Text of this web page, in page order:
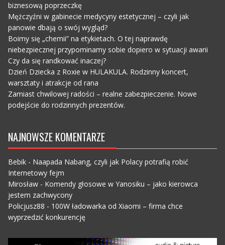
biznesową poprzeczkę
Mężczyźni w gabinecie medycyny estetycznej – czyli jak
panowie dbają o swój wygląd?
Boimy się „chemii” na etykietach. O tej naprawdę
niebezpiecznej przypominamy sobie dopiero w sytuacji awarii
Czy da się randkować inaczej?
Dzień Dziecka z Roxie w HULAKULA. Rodzinny koncert,
warsztaty i atrakcje od rana
Zamiast chwilowej radości – realne zabezpieczenie. Nowe
podejście do rodzinnych prezentów.
NAJNOWSZE KOMENTARZE
Bebik- Naapada Nabang, czyli jak Polacy potrafią robić
Internetowy fejm
Mirosław- Komendy głosowe w Yanosiku – jako kierowca
jestem zachwycony
Policjusz88 - 100W ładowarka od Xiaomi – firma chce
wyprzedzić konkurencję